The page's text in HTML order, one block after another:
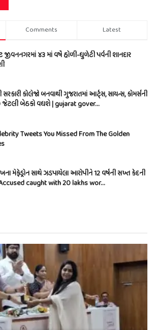
Comments Latest
જીવનનગરમાં ૪૩ માં વર્ષે હોળી-ધુળેટી પર્વની શાનદાર
સરકારી કોલેજો બનવાથી ગુજરાતમાં આર્ટ્સ, સાયન્સ, કોમર્સની
બેઠકો વધશે | gujarat gover…
Tweets You Missed From The Golden
મેફેડ્રોન સાથે ઝડપાયેલા આરોપીને 12 વર્ષની સખ્ત કેદની
caught with 20 lakhs wor…